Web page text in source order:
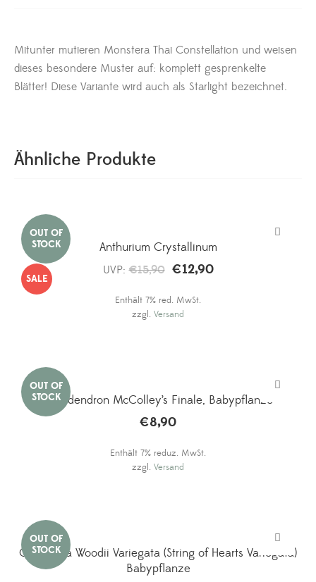
Mitunter mutieren Monstera Thai Constellation und weisen
dieses besondere Muster auf: komplett gesprenkelte
Blätter! Diese Variante wird auch als Starlight bezeichnet.
Ähnliche Produkte
SALE
Anthurium Crystallinum
UVP: €15,90 Ursprünglicher
war:
€12,90Aktueller
Enthält 7% red. MwSt.
zzgl. Versand
Philodendron McColley’s Finale, Babypflanze
€8,90
Enthält 7% reduz. MwSt.
zzgl. Versand
Ceropegia Woodii Variegata (String of Hearts Variegata)
Babypflanze